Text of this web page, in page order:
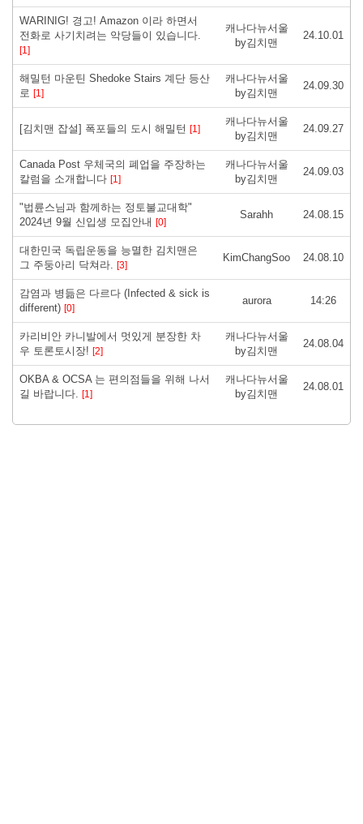
WARINIG! 경고! Amazon 이라 하면서
전화로 사기치려는 악당들이 있습니다.
[1]
캐나다뉴서울
by김치맨
24.10.01
해밀턴 마운틴 Shedoke Stairs 계단 등산
로 [1]
캐나다뉴서울
by김치맨
24.09.30
[김치맨 잡설] 폭포들의 도시 해밀턴 [1]
캐나다뉴서울
by김치맨
24.09.27
Canada Post 우체국의 폐업을 주장하는
칼럼을 소개합니다 [1]
캐나다뉴서울
by김치맨
24.09.03
"법륜스님과 함께하는 정토불교대학"
2024년 9월 신입생 모집안내 [0]
Sarahh 24.08.15
대한민국 독립운동을 능멸한 김치맨은
그 주둥아리 닥쳐라. [3]
KimChangSoo 24.08.10
감염과 병듦은 다르다 (Infected & sick is
different) [0]
aurora 14:26
카리비안 카니발에서 멋있게 분장한 차
우 토론토시장! [2]
캐나다뉴서울
by김치맨
24.08.04
OKBA & OCSA 는 편의점들을 위해 나서
길 바랍니다. [1]
캐나다뉴서울
by김치맨
24.08.01